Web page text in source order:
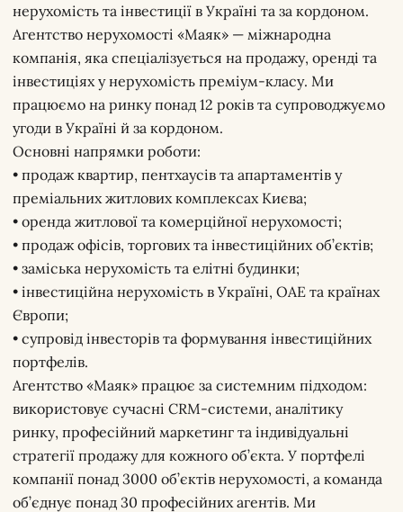
нерухомість та інвестиції в Україні та за кордоном.
Агентство нерухомості «Маяк» — міжнародна
компанія, яка спеціалізується на продажу, оренді та
інвестиціях у нерухомість преміум-класу. Ми
працюємо на ринку понад 12 років та супроводжуємо
угоди в Україні й за кордоном.
Основні напрямки роботи:
• продаж квартир, пентхаусів та апартаментів у
преміальних житлових комплексах Києва;
• оренда житлової та комерційної нерухомості;
• продаж офісів, торгових та інвестиційних об’єктів;
• заміська нерухомість та елітні будинки;
• інвестиційна нерухомість в Україні, ОАЕ та країнах
Європи;
• супровід інвесторів та формування інвестиційних
портфелів.
Агентство «Маяк» працює за системним підходом:
використовує сучасні CRM-системи, аналітику
ринку, професійний маркетинг та індивідуальні
стратегії продажу для кожного об’єкта. У портфелі
компанії понад 3000 об’єктів нерухомості, а команда
об’єднує понад 30 професійних агентів. Ми